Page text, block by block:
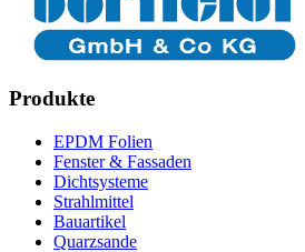
Produkte
EPDM Folien
Fenster & Fassaden
Dichtsysteme
Strahlmittel
Bauartikel
Quarzsande